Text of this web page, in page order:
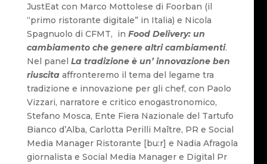
JustEat con Marco Mottolese di Foorban (il
“primo ristorante digitale” in Italia) e Nicola
Spagnuolo di CFMT, in Food Delivery: un
cambiamento che genere altri cambiamenti.
Nel panel La tradizione è un’ innovazione ben
riuscitaaffronteremo il tema del legame tra
tradizione e innovazione per gli chef, con Paolo
Vizzari, narratore e critico enogastronomico,
Stefano Mosca, Ente Fiera Nazionale del Tartufo
Bianco d’Alba, Carlotta Perilli Maître, PR e Social
Media Manager Ristorante [bu:r] e Nadia Afragola
giornalista e Social Media Manager e Digital Pr